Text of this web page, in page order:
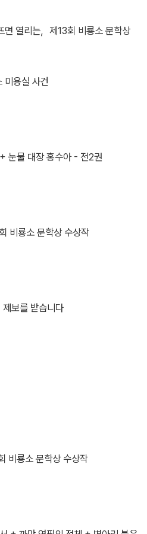
면 열리는，제13회 비룡소 문학상
미용실 사건
눈물 대장 홍수아 - 전2권
비룡소 문학상 수상작
보를 받습니다
비룡소 문학상 수상작